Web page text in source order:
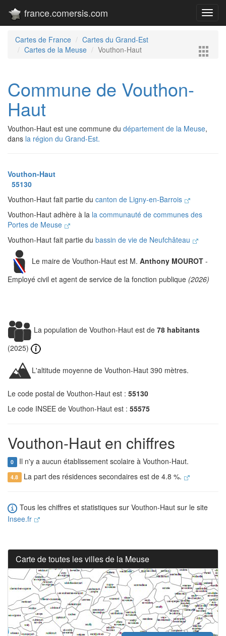
france.comersis.com
Cartes de France
Cartes du Grand-Est
Cartes de la Meuse
Vouthon-Haut
Commune de Vouthon-
Haut
Vouthon-Haut est une commune du département de la Meuse,
dans la région du Grand-Est.
Vouthon-Haut
55130
Vouthon-Haut fait partie du canton de Ligny-en-Barrois
Vouthon-Haut adhère à la la communauté de communes des
Portes de Meuse
Vouthon-Haut fait partie du bassin de vie de Neufchâteau
Le maire de Vouthon-Haut est M. Anthony MOUROT -
Employé civil et agent de service de la fonction publique (2026)
La population de Vouthon-Haut est de 78 habitants
(2025)
L'altitude moyenne de Vouthon-Haut 390 mètres.
Le code postal de Vouthon-Haut est : 55130
Le code INSEE de Vouthon-Haut est : 55575
Vouthon-Haut en chiffres
0 Il n'y a aucun établissement scolaire à Vouthon-Haut.
4.8 La part des résidences secondaires est de 4.8 %.
Tous les chiffres et statistiques sur Vouthon-Haut sur le site
Insee.fr
Carte de toutes les villes de la Meuse